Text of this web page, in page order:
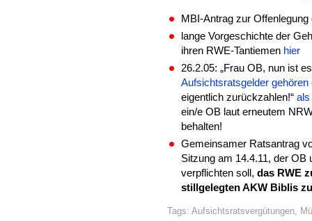
MBI-Antrag zur
lange Vorgeschichte der
ihren RWE-Tantiemen hier
26.2.05: „Frau OB, nun ist
Aufsichtsratsgelder gehören
eigentlich zurückzahlen!“ als
ein/e OB laut erneutem
behalten!
Gemeinsamer Ratsantrag
Sitzung am 14.4.11, der OB
verpflichten soll, das RWE
stillgelegten AKW Biblis
Tags: Aufsichtsratsvergütungen,